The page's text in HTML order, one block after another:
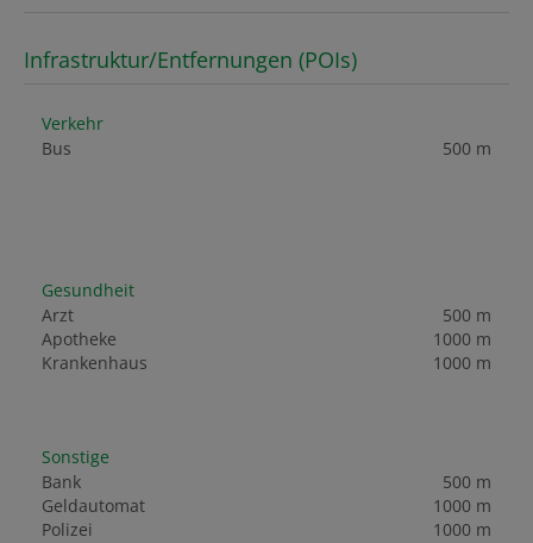
Infrastruktur/Entfernungen (POIs)
Verkehr
Bus
500 m
Gesundheit
Arzt
500 m
Apotheke
1000 m
Krankenhaus
1000 m
Sonstige
Bank
500 m
Geldautomat
1000 m
Polizei
1000 m